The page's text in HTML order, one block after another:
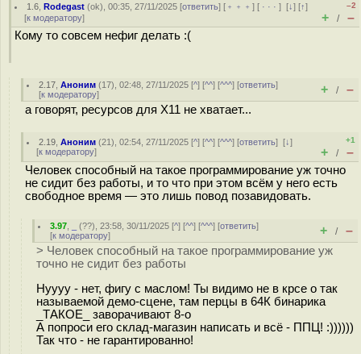
1.6 ,Rodegast (ok), 00:35, 27/11/2025 [ответить] [ ﹢﹢﹢] [ · · ·][↓] [↑]
[к модератору]
–2
+ / –
Кому то совсем нефиг делать :(
2.17 ,Аноним (17), 02:48, 27/11/2025 [^] [^^] [^^^] [ответить]
[к модератору] + / –
а говорят, ресурсов для Х11 не хватает...
2.19 ,Аноним (21), 02:54, 27/11/2025 [^] [^^] [^^^] [ответить][↓]
[к модератору]
+1
+ / –
Человек способный на такое программирование уж точно
не сидит без работы, и то что при этом всём у него есть
свободное время — это лишь повод позавидовать.
3.97 (??), 23:58, 30/11/2025 [^] [^^] [^^^] [ответить]
[к модератору] + / –
> Человек способный на такое программирование уж
точно не сидит без работы
Нуууу - нет, фигу с маслом! Ты видимо не в крсе о так
называемой демо-сцене, там перцы в 64К бинарика
_ТАКОЕ_ заворачивают 8-о
А попроси его склад-магазин написать и всё - ППЦ! :))))))
Так что - не гарантированно!